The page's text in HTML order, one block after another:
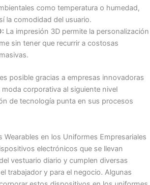
como temperatura o humedad,
la comodidad del usuario.
La impresión 3D permite la personalización
sin tener que recurrir a costosas
posible gracias a empresas innovadoras
corporativa al siguiente nivel
de tecnología punta en sus procesos
Wearables en los Uniformes Empresariales
electrónicos que se llevan
vestuario diario y cumplen diversas
trabajador y para el negocio. Algunas